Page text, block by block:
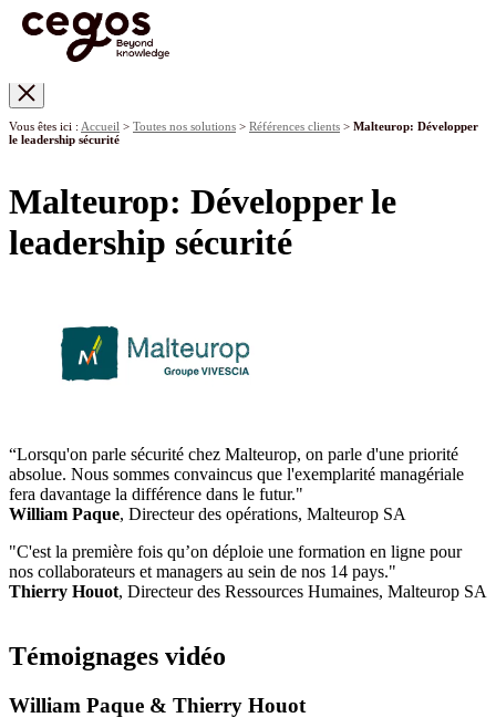
Vous êtes ici : Accueil > Toutes nos solutions > Références clients > Malteurop: Développer
le leadership sécurité
Malteurop: Développer le
leadership sécurité
“Lorsqu'on parle sécurité chez Malteurop, on parle d'une priorité
absolue. Nous sommes convaincus que l'exemplarité managériale
fera davantage la différence dans le futur."
William Paque, Directeur des opérations, Malteurop SA
"C'est la première fois qu’on déploie une formation en ligne pour
nos collaborateurs et managers au sein de nos 14 pays."
Thierry Houot, Directeur des Ressources Humaines, Malteurop SA
Témoignages vidéo
William Paque & Thierry Houot